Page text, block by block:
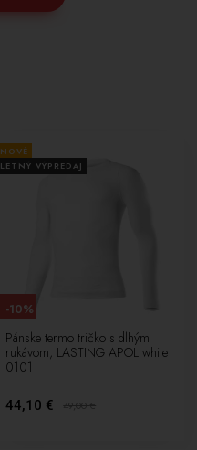
NOVÉ
LETNÝ VÝPREDAJ
Pánske termo tričko s dlhým
rukávom, LASTING APOL white
0101
44,10 € 49,00€
-10%